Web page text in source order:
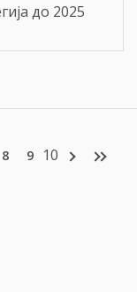
до 2025
8 9 10